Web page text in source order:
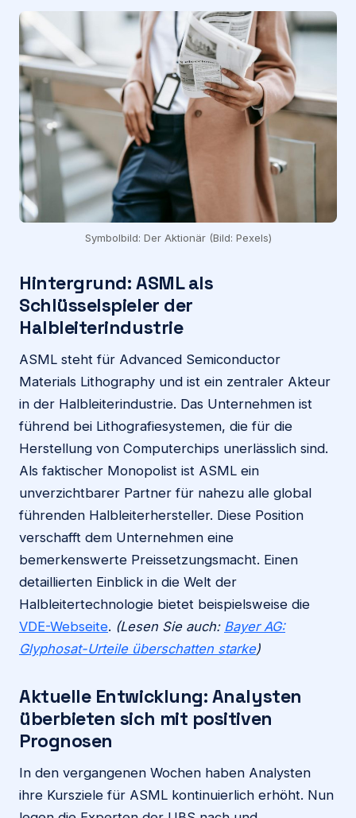
Symbolbild: Der Aktionär (Bild: Pexels)
Hintergrund: ASML als
Schlüsselspieler der
Halbleiterindustrie
ASML steht für Advanced Semiconductor
Materials Lithography und ist ein zentraler Akteur
in der Halbleiterindustrie. Das Unternehmen ist
führend bei Lithografiesystemen, die für die
Herstellung von Computerchips unerlässlich sind.
Als faktischer Monopolist ist ASML ein
unverzichtbarer Partner für nahezu alle global
führenden Halbleiterhersteller. Diese Position
verschafft dem Unternehmen eine
bemerkenswerte Preissetzungsmacht. Einen
detaillierten Einblick in die Welt der
Halbleitertechnologie bietet beispielsweise die
VDE-Webseite. (Lesen Sie auch: Bayer AG:
Glyphosat-Urteile überschatten starke)
Aktuelle Entwicklung: Analysten
überbieten sich mit positiven
Prognosen
In den vergangenen Wochen haben Analysten
ihre Kursziele für ASML kontinuierlich erhöht. Nun